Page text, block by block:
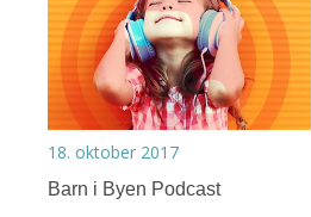
18. oktober 2017
Barn i Byen Podcast